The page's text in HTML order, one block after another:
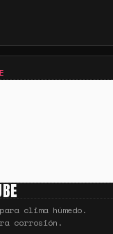
clima húmedo.
corrosión.